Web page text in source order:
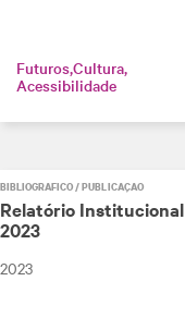
FuturosCultura
Acessibilidade
BIBLIOGRÁFICO / PUBLICAÇÃO
Relatório Institucional
2023
2023